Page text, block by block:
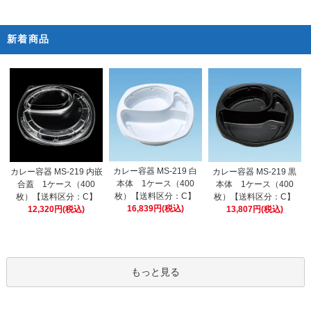
新着商品
カレー容器 MS-219 内嵌
合蓋 1ケース（400
枚）【送料区分：C】
12,320円(税込)
カレー容器 MS-219 白
本体 1ケース（400
枚）【送料区分：C】
16,839円(税込)
カレー容器 MS-219 黒
本体 1ケース（400
枚）【送料区分：C】
13,807円(税込)
もっと見る